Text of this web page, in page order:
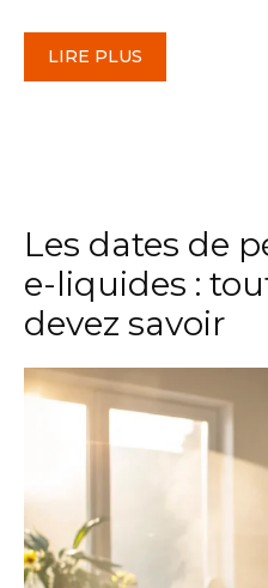
LIRE PLUS
Les dates de
e-liquides :
devez savoir